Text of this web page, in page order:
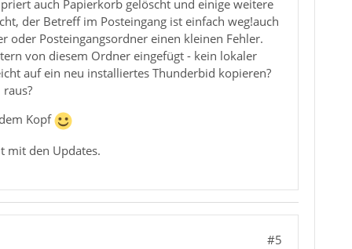
auch Papierkorb gelöscht und einige weitere
der Betreff im Posteingang ist einfach weg!auch
oder Posteingangsordner einen kleinen Fehler.
von diesem Ordner eingefügt - kein lokaler
auf ein neu installiertes Thunderbid kopieren?
Kopf
mit den Updates.
#5